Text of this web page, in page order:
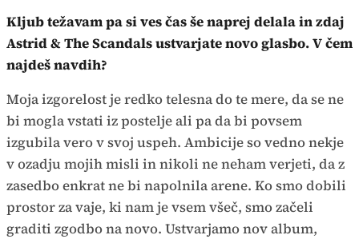
Kljub težavam pa si ves čas še naprej delala in zdaj
Astrid & The Scandals ustvarjate novo glasbo. V čem
najdeš navdih?
Moja izgorelost je redko telesna do te mere, da se ne
bi mogla vstati iz postelje ali pa da bi povsem
izgubila vero v svoj uspeh. Ambicije so vedno nekje
v ozadju mojih misli in nikoli ne neham verjeti, da z
zasedbo enkrat ne bi napolnila arene. Ko smo dobili
prostor za vaje, ki nam je vsem všeč, smo začeli
graditi zgodbo na novo. Ustvarjamo nov album,